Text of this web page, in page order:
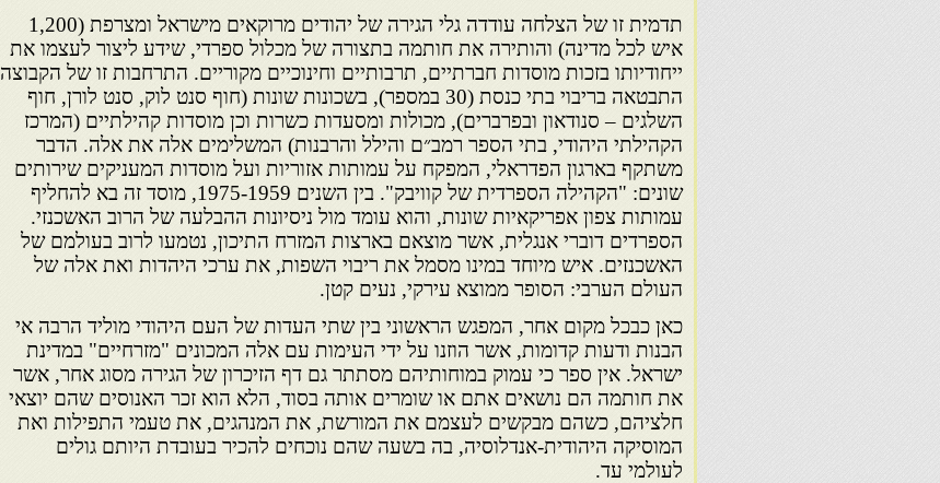
תדמית זו של הצלחה עודדה גלי הגירה של יהודים מרוקאים מישראל ומצרפת (1,200
איש לכל מדינה) והותירה את חותמה בתצורה של מכלול ספרדי, שידע ליצור לעצמו את
ייחודיותו בזכות מוסדות חברתיים, תרבותיים וחינוכיים מקוריים. התרחבות זו של הקבוצה
התבטאה בריבוי בתי כנסת (30 במספר), בשכונות שונות (חוף סנט לוק, סנט לורן, חוף
השלגים – סנודאון ובפרברים), מכולות ומסעדות כשרות וכן מוסדות קהילתיים (המרכז
הקהילתי היהודי, בתי הספר רמב״ם והילל והרבנות) המשלימים אלה את אלה. הדבר
משתקף בארגון הפדראלי, המפקח על עמותות אזוריות ועל מוסדות המעניקים שירותים
שונים: "הקהילה הספרדית של קוויבק". בין השנים 1975-1959, מוסד זה בא להחליף
עמותות צפון אפריקאיות שונות, והוא עומד מול ניסיונות ההבלעה של הרוב האשכנזי.
הספרדים דוברי אנגלית, אשר מוצאם בארצות המזרח התיכון, נטמעו לרוב בעולמם של
האשכנזים. איש מיוחד במינו מסמל את ריבוי השפות, את ערכי היהדות ואת אלה של
העולם הערבי: הסופר ממוצא עירקי, נעים קטן.
כאן כבכל מקום אחר, המפגש הראשוני בין שתי העדות של העם היהודי מוליד הרבה אי
הבנות ודעות קדומות, אשר הוזנו על ידי העימות עם אלה המכונים "מזרחיים" במדינת
ישראל. אין ספר כי עמוק במוחותיהם מסתתר גם דף הזיכרון של הגירה מסוג אחר, אשר
את חותמה הם נושאים אתם או שומרים אותה בסוד, הלא הוא זכר האנוסים שהם יוצאי
חלציהם, כשהם מבקשים לעצמם את המורשת, את המנהגים, את טעמי התפילות ואת
המוסיקה היהודית-אנדלוסיה, בה בשעה שהם נוכחים להכיר בעובדת היותם גולים
לעולמי עד.